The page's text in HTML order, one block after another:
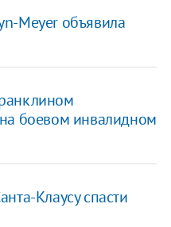
Meyer объявила
боевом инвалидном
Клаусу спасти